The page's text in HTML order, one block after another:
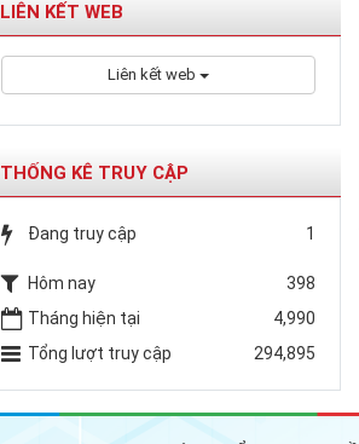
LIÊN KẾT WEB
Liên kết web
THỐNG KÊ TRUY CẬP
Đang truy cập 1
Hôm nay
398
Tháng hiện tại
4,990
Tổng lượt truy cập
294,895